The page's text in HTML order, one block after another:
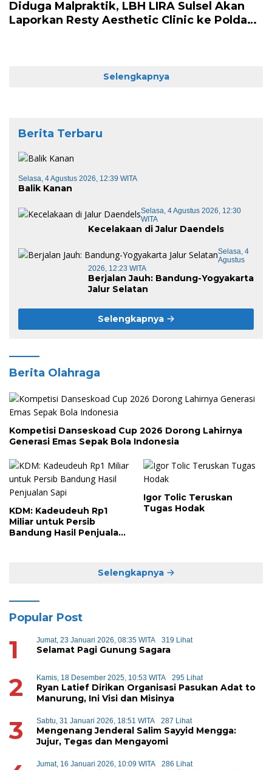
Diduga Malpraktik, LBH LIRA Sulsel Akan
Laporkan Resty Aesthetic Clinic ke Polda
Selengkapnya
Berita Terbaru
Selasa, 4 Agustus 2026, 12:39 WITA
Balik Kanan
Selasa, 4 Agustus 2026, 12:30
WITA
Kecelakaan di Jalur Daendels
Selasa, 4
Agustus
2026, 12:23 WITA
Berjalan Jauh: Bandung-Yogyakarta
Jalur Selatan
Selengkapnya
Berita Olahraga
Kompetisi Danseskoad Cup 2026 Dorong Lahirnya
Generasi Emas Sepak Bola Indonesia
KDM: Kadeudeuh Rp1
Miliar untuk Persib
Bandung Hasil Penjualan
Igor Tolic Teruskan
Tugas Hodak
Selengkapnya
Popular Post
1 Jumat, 23 Januari 2026, 08:35 WITA 319 Lihat
Selamat Pagi Gunung Sagara
2 Kamis, 18 Desember 2025, 10:53 WITA 295 Lihat
Ryan Latief Dirikan Organisasi Pasukan Adat to
Manurung, Ini Visi dan Misinya
3 Sabtu, 31 Januari 2026, 18:51 WITA 287 Lihat
Mengenang Jenderal Salim Sayyid Mengga:
Jujur, Tegas dan Mengayomi
Jumat, 16 Januari 2026, 10:09 WITA 286 Lihat